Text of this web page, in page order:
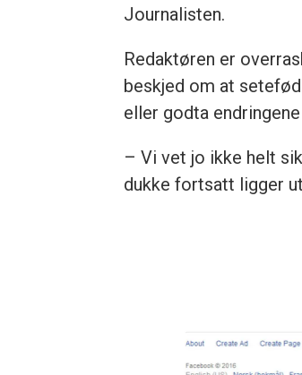
Journalisten.
Redaktøren er
beskjed om at
eller godta
– Vi vet jo ikke helt
dukke fortsatt ligger